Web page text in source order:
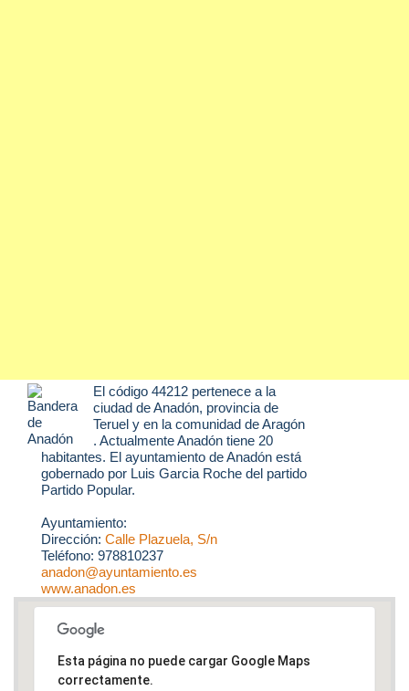
El código 44212 pertenece a la
ciudad deAnadón, provincia de
Teruel y en la comunidad de Aragón
. Actualmente Anadón tiene 20
habitantes. El ayuntamiento de Anadón está
gobernado por Luis Garcia Roche del partido
Partido Popular.
Ayuntamiento:
Dirección: Calle Plazuela, S/n
Teléfono: 978810237
anadon@ayuntamiento.es
www.anadon.es
Esta página no puede cargar Google Maps
correctamente.